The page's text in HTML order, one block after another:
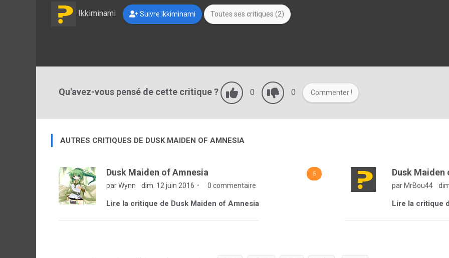
Ikkiminami Suivre Ikkiminami Toutes ses critiques (2)
Qu'avez-vous pensé de cette critique ? 0 0 Commenter !
AUTRES CRITIQUES DE DUSK MAIDEN OF AMNESIA
5
Dusk Maiden of Amnesia
par Wynn dim. 12 juin 2016 0 commentaire
Lire la critique de Dusk Maiden of Amnesia
Dusk Maiden
par MrBou44
Lire la critique